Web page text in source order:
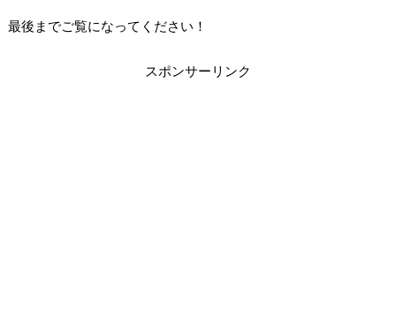
最後までご覧になってください！
スポンサーリンク